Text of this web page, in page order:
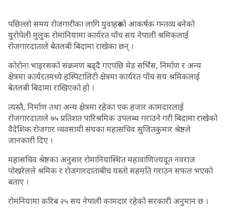
पछिल्लो समय रोजगारीका लागि युवाहरूको आकर्षक गन्तव्य बनेको
युरोपेली मुलुक रोमानियामा कार्यरत पाँच सय नेपाली श्रमिकलाई
रोजगारदाताले बेतलबी बिदामा राखेका छन् ।
कोरोना भाइरसको संक्रमण बढ्दै गएपछि मेड सर्भिस, निर्माण र अन्य
क्षेत्रमा कार्यरतमध्ये हस्पिटालिटी क्षेत्रमा कार्यरत पाँच सय श्रमिकलाई
बेतलबी बिदामा राखिएको हो ।
त्यस्तै, निर्माण तथा अन्य क्षेत्रमा रहेका एक हजार कामदारलाई
रोजगारदाताले ७५ प्रतिशत पारिश्रमिक उपलब्ध गराउने गरी बिदामा राखेको
वैदेशिक रोजगार व्यवसायी संघका महासचिव सुजितकुमार श्रेष्ठले
जानकारी दिए ।
महासचिव श्रेष्ठका अनुसार रोमानियास्थित महावाणिज्यदूत नवराज
पोखरेलले श्रमिक र रोजगारदाताबीच यस्तो सहमति गराउन सफल भएको
बताए ।
रोमनियामा करिब २५ सय नेपाली कामदार रहेको सरकारी अनुमान छ ।